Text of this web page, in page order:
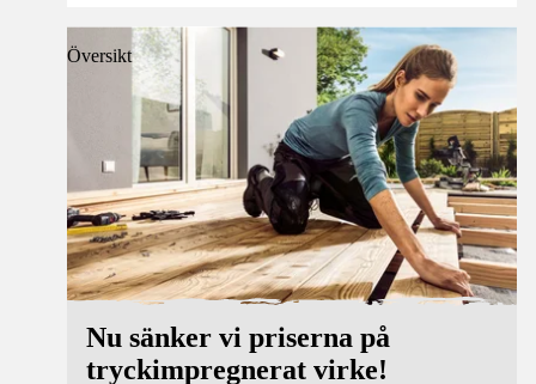
Översikt
Nu sänker vi priserna på
tryckimpregnerat virke!